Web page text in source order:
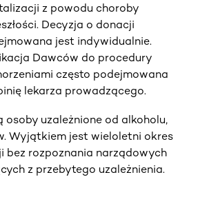
z powodu choroby
Decyzja o donacji
jest indywidualnie.
Dawców do procedury
często podejmowana
lekarza prowadzącego.
osoby uzależnione od alkoholu,
Wyjątkiem jest wieloletni okres
bez rozpoznania narządowych
z przebytego uzależnienia.